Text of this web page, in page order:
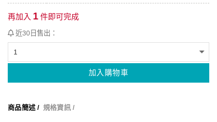
再加入 1 件即可完成
近30日售出：
加入購物車
商品簡述 / 規格資訊 /